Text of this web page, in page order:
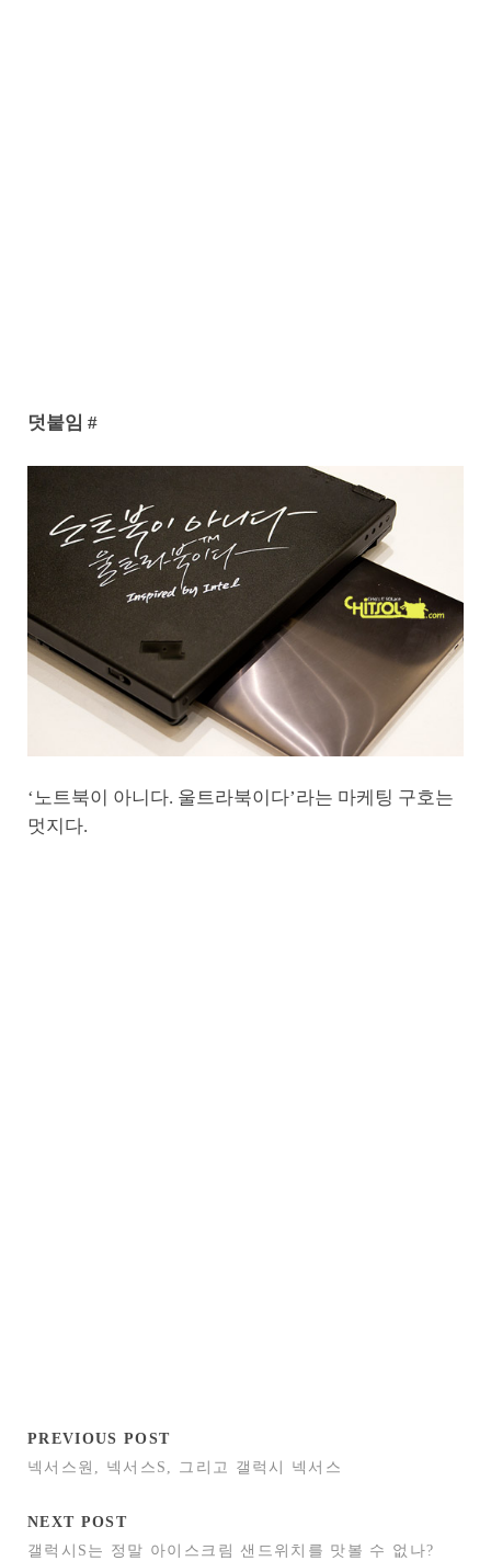
덧붙임 #
‘노트북이 아니다. 울트라북이다’라는 마케팅 구호는
멋지다.
PREVIOUS POST
넥서스원, 넥서스S, 그리고 갤럭시 넥서스
NEXT POST
갤럭시S는 정말 아이스크림 샌드위치를 맛볼 수 없나?